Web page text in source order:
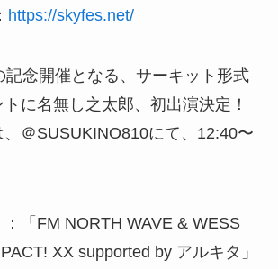
https://skyfes.net/
記念開催となる、サーキット形式
に名無し之太郎、初出演決定！
＠SUSUKINO810にて、12:40〜
「FM NORTH WAVE & WESS
XX supported by アルキタ」